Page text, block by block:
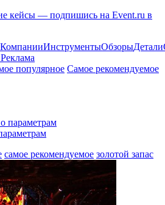
кейсы — подпишись на Event.ru в
КомпанииИнструментыОбзорыДетали
Реклама
популярное Самое рекомендуемое
параметрам
самое рекомендуемое золотой запас